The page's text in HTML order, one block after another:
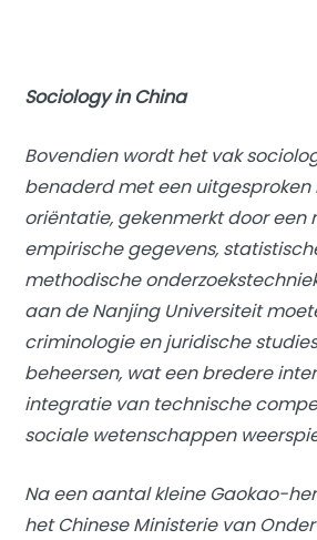
Sociology in China
Bovendien wordt het vak
benaderd met een
oriëntatie, gekenmerkt door een
empirische gegevens,
methodische
aan de Nanjing Universiteit
criminologie en juridische
beheersen, wat een bredere
integratie van technische
sociale wetenschappen
Na een aantal kleine Gaokao-
het Chinese Ministerie van